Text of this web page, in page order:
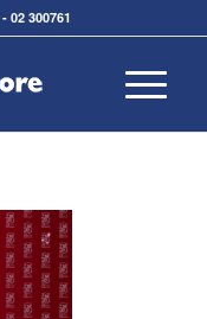
-02 300761